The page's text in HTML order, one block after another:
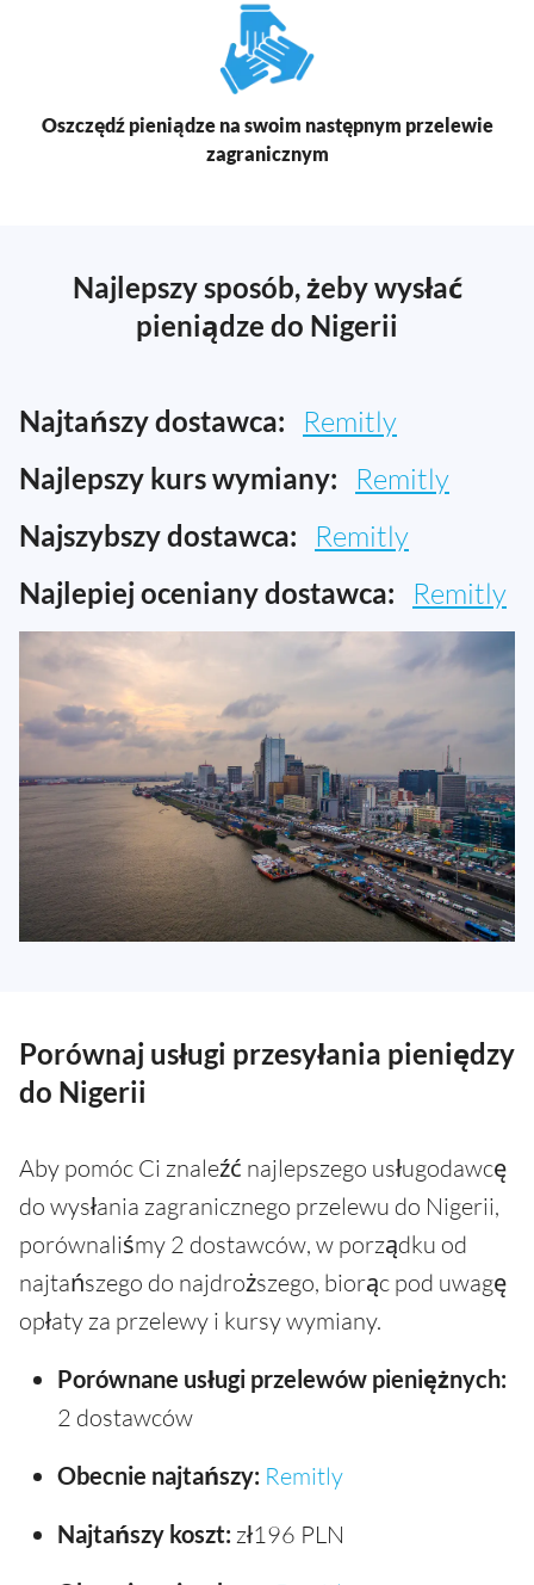
Oszczędź pieniądze na swoim następnym przelewie
zagranicznym
Najlepszy sposób, żeby wysłać
pieniądze do Nigerii
Najtańszy dostawca: Remitly
Najlepszy kurs wymiany: Remitly
Najszybszy dostawca: Remitly
Najlepiej oceniany dostawca: Remitly
Porównaj usługi przesyłania pieniędzy
do Nigerii
Aby pomóc Ci znaleźć najlepszego usługodawcę
do wysłania zagranicznego przelewu do Nigerii,
porównaliśmy 2 dostawców, w porządku od
najtańszego do najdroższego, biorąc pod uwagę
opłaty za przelewy i kursy wymiany.
Porównane usługi przelewów pieniężnych:
2 dostawców
Obecnie najtańszy: Remitly
Najtańszy koszt: zł196 PLN